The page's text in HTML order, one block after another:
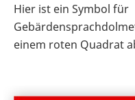
Hier ist ein Symbol für
einem roten Quadrat